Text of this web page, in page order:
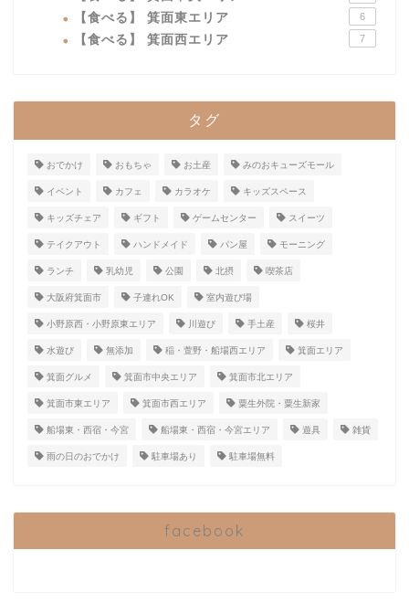
【食べる】 箕面東エリア
6
【食べる】 箕面西エリア 7
タグ
おでかけ おもちゃ お土産 みのおキューズモール
イベント カフェ カラオケ キッズスペース
キッズチェア ギフト ゲームセンター スイーツ
テイクアウト ハンドメイド パン屋 モーニング
ランチ 乳幼児 公園 北摂 喫茶店
大阪府箕面市 子連れOK 室内遊び場
小野原西・小野原東エリア 川遊び 手土産 桜井
水遊び 無添加 稲・萱野・船場西エリア 箕面エリア
箕面グルメ 箕面市中央エリア 箕面市北エリア
箕面市東エリア 箕面市西エリア 粟生外院・粟生新家
船場東・西宿・今宮 船場東・西宿・今宮エリア 遊具 雑貨
雨の日のおでかけ 駐車場あり 駐車場無料
facebook